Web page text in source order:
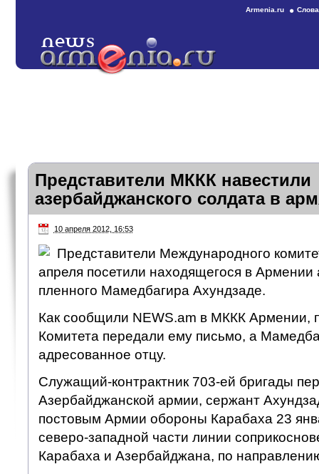
Armenia.ru
Представители МККК навестили
азербайджанского солдата в
10 апреля 2012, 16:53
Представители Международного
апреля посетили находящегося в Армении
пленного Мамедбагира Ахундзаде.
Как сообщили NEWS.am в МККК Армении,
Комитета передали ему письмо, а
адресованное отцу.
Служащий-контрактник 703-ей бригады
Азербайджанской армии, сержант
постовым Армии обороны Карабаха 23
северо-западной части линии
Карабаха и Азербайджана, по